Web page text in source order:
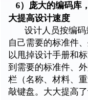
6）庞大的编码库
大提高设计速度
设计人员按编码
自己需要的标准件
以甩掉设计手册和
到需要的标准件、
栏（名称、材料、
敲键盘。大大提高了